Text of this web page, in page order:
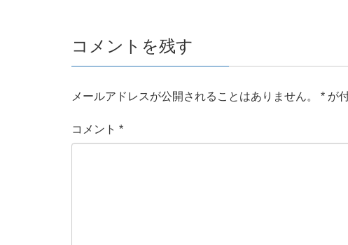
コメントを残す
メールアドレスが公開されることはありません。 * が
コメント *